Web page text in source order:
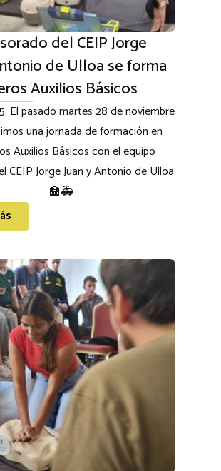
del CEIP Jorge
de Ulloa se forma
Auxilios Básicos
El pasado martes 28 de noviembre
una jornada de formación en
Auxilios Básicos con el equipo
CEIP Jorge Juan y Antonio de Ulloa
🏫🚑